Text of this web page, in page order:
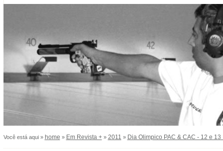
Você está aqui » home » Em Revista +» 2011 » Dia Olimpico PAC & CAC - 12 e 13